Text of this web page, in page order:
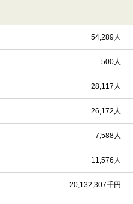
54,289人
500人
28,117人
26,172人
7,588人
11,576人
20,132,307千円